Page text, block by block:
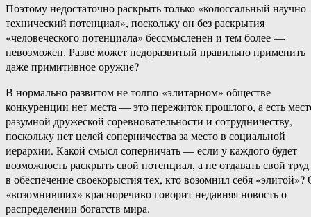
Поэтому недостаточно раскрыть только «колоссальный научно
технический потенциал», поскольку он без раскрытия
«человеческого потенциала» бессмысленен и тем более —
невозможен. Разве может недоразвитый правильно применить
даже примитивное оружие?
В нормально развитом не толпо-«элитарном» обществе
конкуренции нет места — это пережиток прошлого, а есть
разумной дружеской соревновательности и сотрудничеству,
поскольку нет целей соперничества за место в социальной
иерархии. Какой смысл соперничать — если у каждого будет
возможность раскрыть свой потенциал, а не отдавать свой труд
в обеспечение своекорыстия тех, кто возомнил себя «элитой»?
«возомнивших» красноречиво говорит недавняя новость о
распределении богатств мира.